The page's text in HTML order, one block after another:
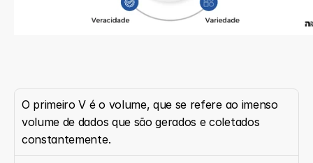
O primeiro V é o volume, que se refere ao imenso
volume de dados que são gerados e coletados
constantemente.